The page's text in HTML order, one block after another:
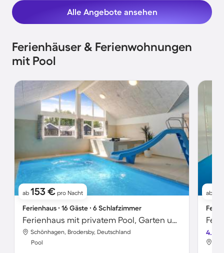
Alle Angebote ansehen
Ferienhäuser & Ferienwohnungen
mit Pool
ab 153 € pro Nacht
Ferienhaus ∙ 16 Gäste ∙ 6 Schlafzimmer
Ferienhaus mit privatem Pool, Garten und Terrasse
Schönhagen, Brodersby, Deutschland
Pool
ab
4.8